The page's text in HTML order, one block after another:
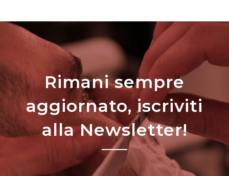
Rimani sempre
aggiornato, iscriviti
alla Newsletter!